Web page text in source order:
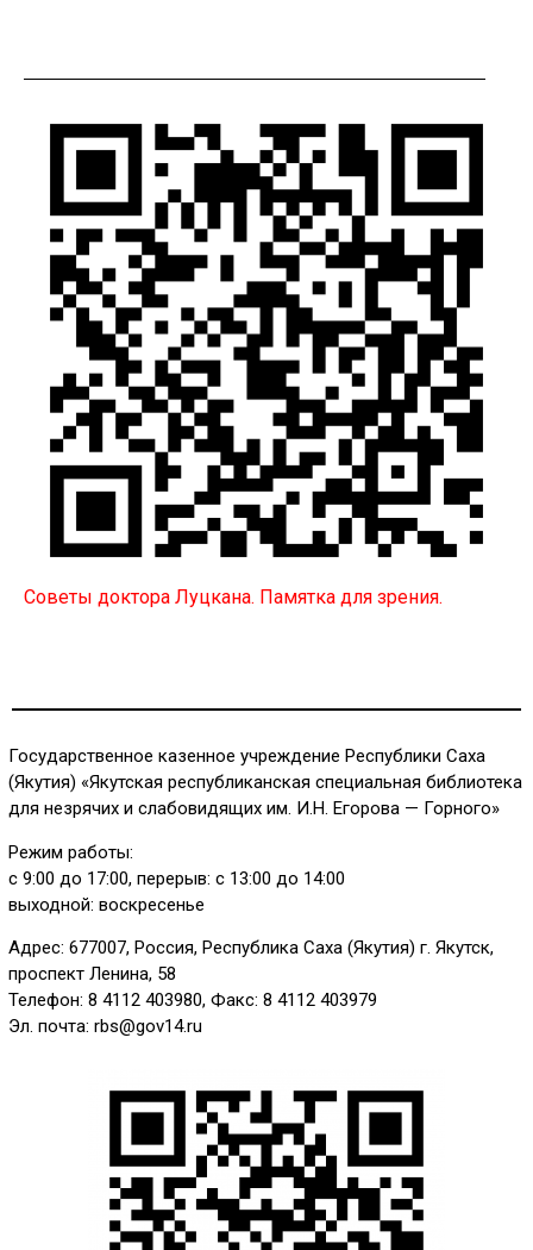
Советы доктора Луцкана. Памятка для зрения.
Государственное казенное учреждение Республики Саха
(Якутия) «Якутская республиканская специальная библиотека
для незрячих и слабовидящих им. И.Н. Егорова — Горного»
Режим работы:
с 9:00 до 17:00, перерыв: с 13:00 до 14:00
выходной: воскресенье
Адрес: 677007, Россия, Республика Саха (Якутия) г. Якутск,
проспект Ленина, 58
Телефон: 8 4112 403980, Факс: 8 4112 403979
Эл. почта: rbs@gov14.ru